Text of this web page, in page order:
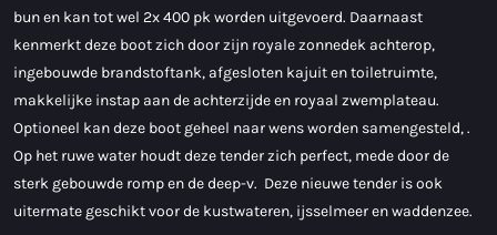
bun en kan tot wel 2x 400 pk worden uitgevoerd. Daarnaast
kenmerkt deze boot zich door zijn royale zonnedek achterop,
ingebouwde brandstoftank, afgesloten kajuit en toiletruimte,
makkelijke instap aan de achterzijde en royaal zwemplateau.
Optioneel kan deze boot geheel naar wens worden samengesteld, .
Op het ruwe water houdt deze tender zich perfect, mede door de
sterk gebouwde romp en de deep-v. Deze nieuwe tender is ook
uitermate geschikt voor de kustwateren, ijsselmeer en waddenzee.